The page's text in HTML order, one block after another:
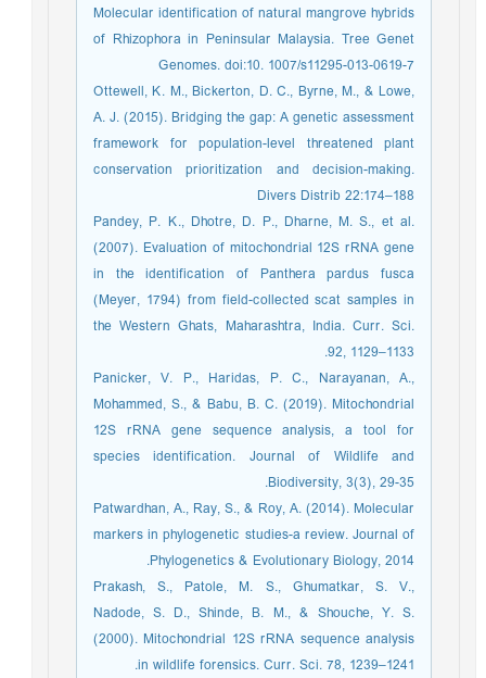
Molecular identification of natural mangrove hybrids
of Rhizophora in Peninsular Malaysia. Tree Genet
Genomes. doi:10. 1007/s11295-013-0619-7
Ottewell, K. M., Bickerton, D. C., Byrne, M., & Lowe,
A. J. (2015). Bridging the gap: A genetic assessment
framework for population-level threatened plant
conservation prioritization and decision-making.
Divers Distrib 22:174–188
Pandey, P. K., Dhotre, D. P., Dharne, M. S., et al.
(2007). Evaluation of mitochondrial 12S rRNA gene
in the identification of Panthera pardus fusca
(Meyer, 1794) from field-collected scat samples in
the Western Ghats, Maharashtra, India. Curr. Sci.
92, 1129–1133.
Panicker, V. P., Haridas, P. C., Narayanan, A.,
Mohammed, S., & Babu, B. C. (2019). Mitochondrial
12S rRNA gene sequence analysis, a tool for
species identification. Journal of Wildlife and
Biodiversity, 3(3), 29-35.
Patwardhan, A., Ray, S., & Roy, A. (2014). Molecular
markers in phylogenetic studies-a review. Journal of
Phylogenetics & Evolutionary Biology, 2014.
Prakash, S., Patole, M. S., Ghumatkar, S. V.,
Nadode, S. D., Shinde, B. M., & Shouche, Y. S.
(2000). Mitochondrial 12S rRNA sequence analysis
in wildlife forensics. Curr. Sci. 78, 1239–1241.